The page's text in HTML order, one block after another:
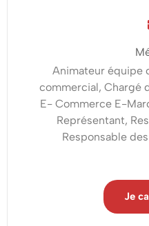
Formation
BTS
NDRC
opportunités
Animateur équipe
commercial, Chargé
E- Commerce E-
Représentant,
Responsable
Je